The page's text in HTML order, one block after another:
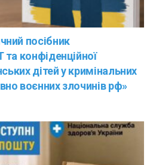
посібник
конфіденційної
дітей у кримінальних
воєнних злочинів рф»